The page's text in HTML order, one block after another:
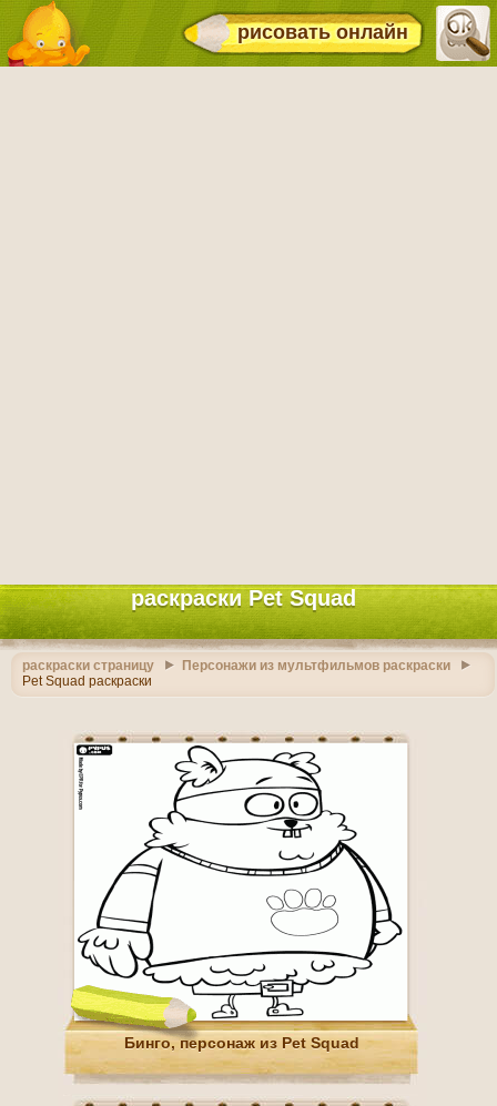
рисовать онлайн
раскраски Pet Squad
раскраски страницу
Персонажи из мультфильмов раскраски
Pet Squad раскраски
Бинго, персонаж из Pet Squad